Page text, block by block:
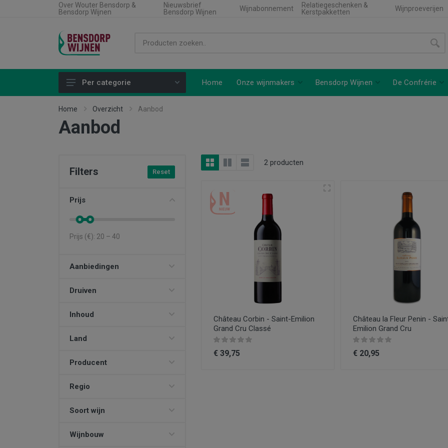
Over Wouter Bensdorp &
Bensdorp Wijnen
Nieuwsbrief
Bensdorp Wijnen
Wijnabonnement
Relatiegeschenken &
Kerstpakketten
Wijnproeverijen
Alle producten
Land
Type product
Per categorie Home Onze wijnmakers Bensdorp Wijnen De Confrérie
Home Overzicht Aanbod
Aanbod
Filters Reset
Prijs
Prijs (€): 20 – 40
Aanbiedingen
Druiven
Inhoud
Land
Producent
Regio
Soort wijn
Wijnbouw
2 producten
Château Corbin - Saint-Emilion
Grand Cru Classé
€ 39,75
Château la Fleur Penin -
Emilion Grand Cru
€ 20,95